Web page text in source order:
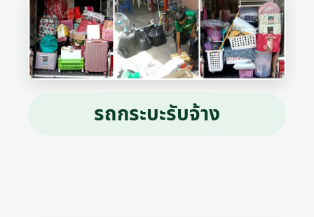
รถกระบะรับจ้าง